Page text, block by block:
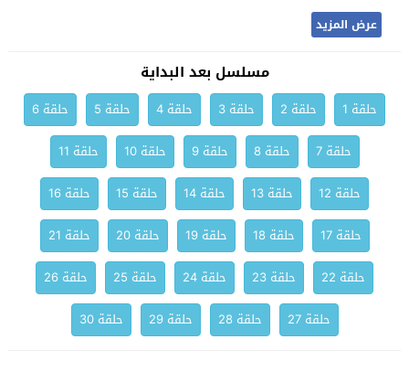
عرض المزيد
مسلسل بعد البداية
حلقة 1 حلقة 2 حلقة 3 حلقة 4 حلقة 5
حلقة 6
حلقة 7
حلقة 8 حلقة 9 حلقة 10
حلقة 11
حلقة 12
حلقة 13 حلقة 14 حلقة 15
حلقة 16
حلقة 17
حلقة 18 حلقة 19 حلقة 20
حلقة 21
حلقة 22
حلقة 23 حلقة 24 حلقة 25
حلقة 26
حلقة 27
حلقة 28 حلقة 29 حلقة 30